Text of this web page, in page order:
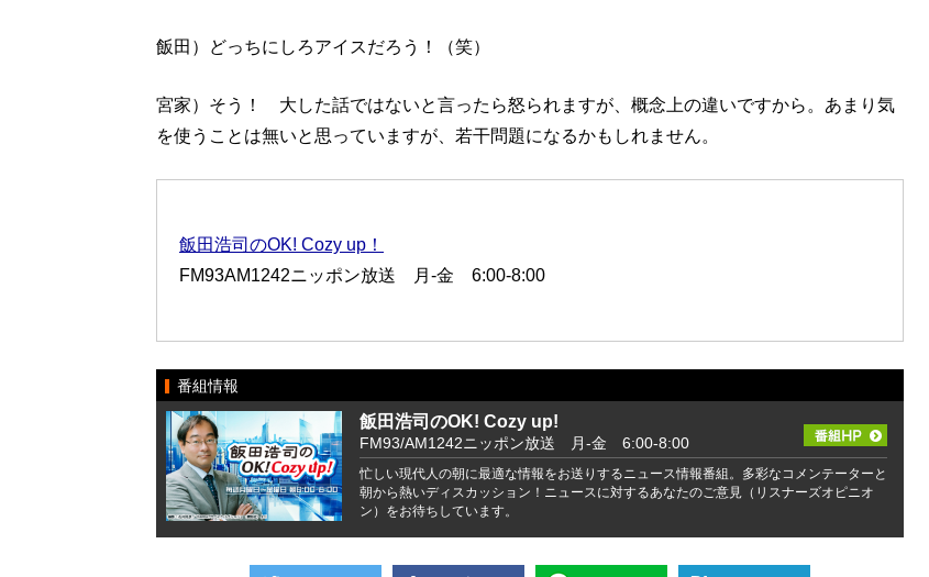
飯田）どっちにしろアイスだろう！（笑）
宮家）そう！ 大した話ではないと言ったら怒られますが、概念上の違いですから。あまり気
を使うことは無いと思っていますが、若干問題になるかもしれません。
飯田浩司のOK! Cozy up！
FM93AM1242ニッポン放送 月-金 6:00-8:00
番組情報
飯田浩司のOK! Cozy up!
FM93/AM1242ニッポン放送 月-金 6:00-8:00
忙しい現代人の朝に最適な情報をお送りするニュース情報番組。多彩なコメンテーターと
朝から熱いディスカッション！ニュースに対するあなたのご意見（リスナーズオピニオ
ン）をお待ちしています。